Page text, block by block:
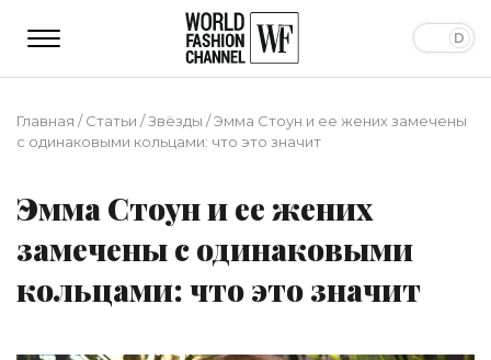
Главная /Статьи /Звёзды /Эмма Стоун и ее жених замечены
с одинаковыми кольцами: что это значит
Эмма Стоун и ее жених
замечены с одинаковыми
кольцами: что это значит